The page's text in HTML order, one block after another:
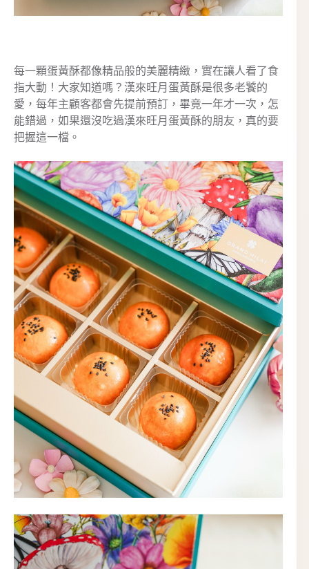
每一顆蛋黃酥都像精品般的美麗精緻，實在讓人看了食
指大動！大家知道嗎？漢來旺月蛋黃酥是很多老饕的
愛，每年主顧客都會先提前預訂，畢竟一年才一次，怎
能錯過，如果還沒吃過漢來旺月蛋黃酥的朋友，真的要
把握這一檔。